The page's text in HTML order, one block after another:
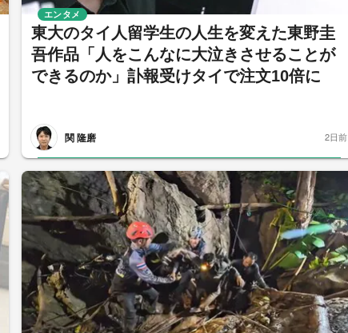
東大のタイ人留学生の人生を変えた東野圭
吾作品「人をこんなに大泣きさせることが
できるのか」訃報受けタイで注文10倍に
関 隆磨
エンタメ
2日前